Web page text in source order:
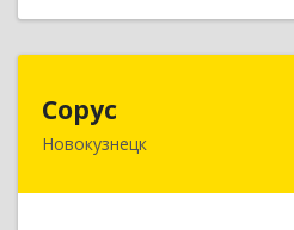
Сорус
Новокузнецк654005,